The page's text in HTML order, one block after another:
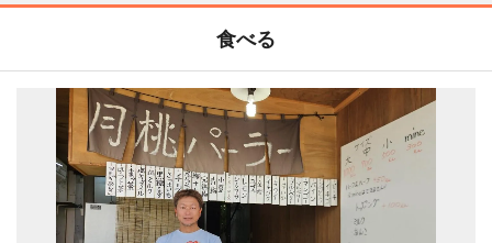
食べる